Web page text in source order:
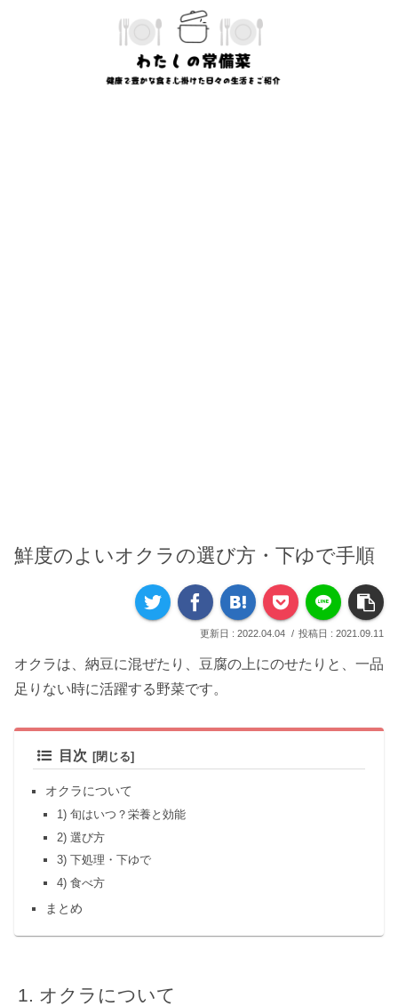
鮮度のよいオクラの選び方・下ゆで手順
2022.04.04 2021.09.11
オクラは、納豆に混ぜたり、豆腐の上にのせたりと、一品
足りない時に活躍する野菜です。
目次
オクラについて
1) 旬はいつ？栄養と効能
2) 選び方
3) 下処理・下ゆで
4) 食べ方
まとめ
オクラについて